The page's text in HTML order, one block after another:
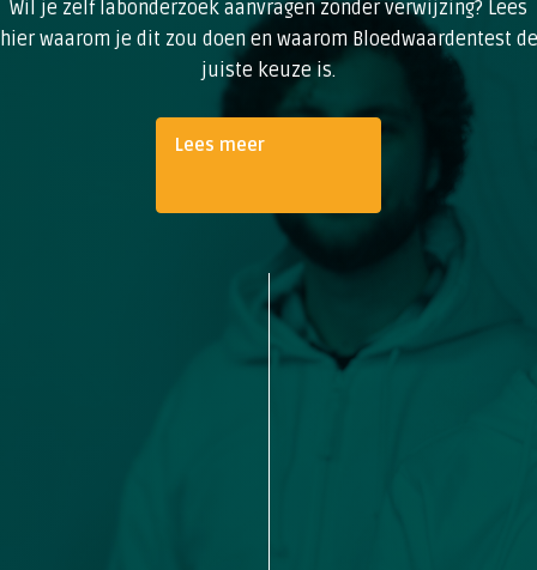
Wil je zelf labonderzoek aanvragen zonder verwijzing? Lees
hier waarom je dit zou doen en waarom Bloedwaardentest de
juiste keuze is.
Lees meer